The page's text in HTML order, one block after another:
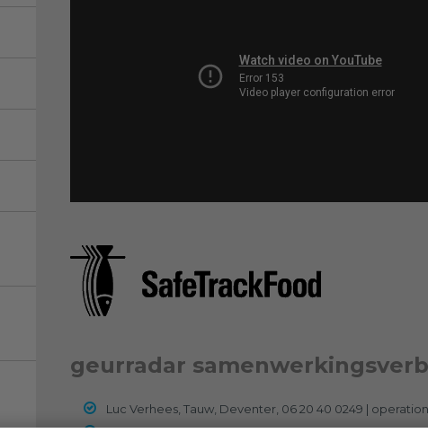
geurradar
Luc Verhees, Tauw, Deventer, 06 20 40 0249 |